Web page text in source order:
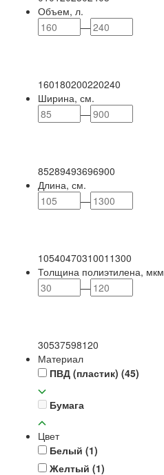
Объем, л.
—
160180200220240
Ширина, см.
—
85289493696900
Длина, см.
—
1054047031001 1300
Толщина полиэтилена, мкм
—
30537598120
Материал
ПВД (пластик) (45)
Бумага
Цвет
Белый (1)
Желтый (1)